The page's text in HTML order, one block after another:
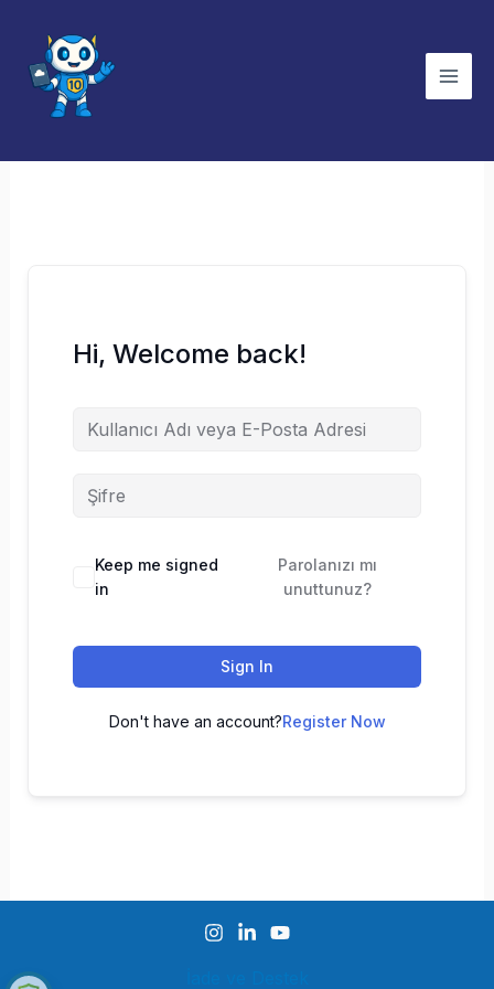
Hi, Welcome back!
Keep me signed
in
Parolanızı mı
unuttunuz?
Sign In
Don't have an account?Register Now